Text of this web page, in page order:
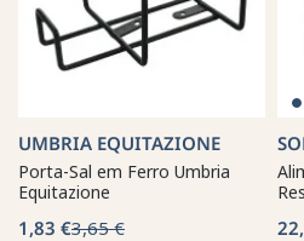
UMBRIA EQUITAZIONE
Porta-Sal em Ferro Umbria
Equitazione
1,83 €3,65 €